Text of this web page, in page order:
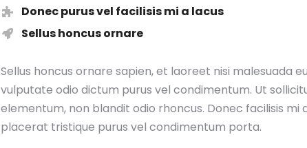
Donec purus vel facilisis mi a lacus
Sellus honcus ornare
Sellus honcus ornare sapien, et laoreet nisi malesuada
vulputate odio dictum purus vel condimentum. Ut
elementum, non blandit odio rhoncus. Donec facilisis mi
placerat tristique purus vel condimentum porta.